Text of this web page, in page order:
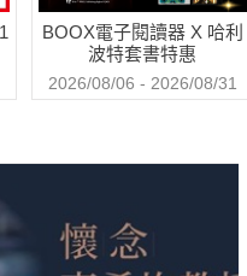
BOOX電子閱讀器 X 哈利
波特套書特惠
2026/08/06 - 2026/08/31